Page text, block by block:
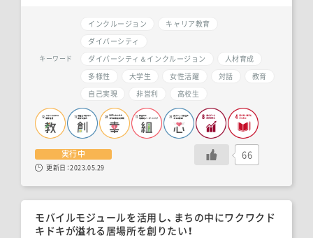
キーワード
インクルージョン
キャリア教育
ダイバーシティ
ダイバーシティ＆インクルージョン
人材育成
多様性
大学生 女性活躍 対話
教育
自己実現
非営利 高校生
実行中
更新日：2023.05.29
66
モバイルモジュールを活用し、まちの中にワクワクド
キドキが溢れる居場所を創りたい！